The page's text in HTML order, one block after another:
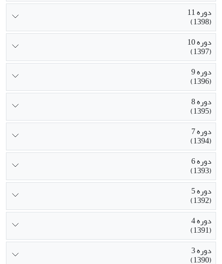
دوره 11
(1398)
دوره 10
(1397)
دوره 9
(1396)
دوره 8
(1395)
دوره 7
(1394)
دوره 6
(1393)
دوره 5
(1392)
دوره 4
(1391)
دوره 3
(1390)